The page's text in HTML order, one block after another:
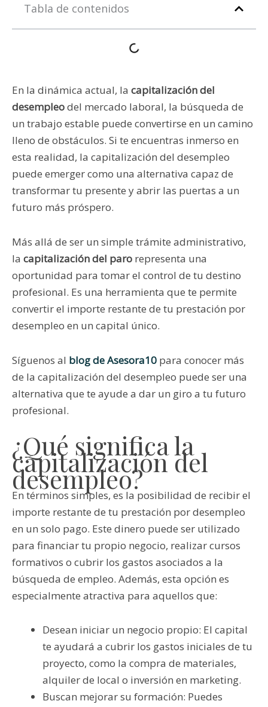
Tabla de contenidos
En la dinámica actual, la capitalización del
desempleodel mercado laboral, la búsqueda de
un trabajo estable puede convertirse en un camino
lleno de obstáculos. Si te encuentras inmerso en
esta realidad, la capitalización del desempleo
puede emerger como una alternativa capaz de
transformar tu presente y abrir las puertas a un
futuro más próspero.
Más allá de ser un simple trámite administrativo,
la capitalización del paro representa una
oportunidad para tomar el control de tu destino
profesional. Es una herramienta que te permite
convertir el importe restante de tu prestación por
desempleo en un capital único.
Síguenos al blog de Asesora10 para conocer más
de la capitalización del desempleo puede ser una
alternativa que te ayude a dar un giro a tu futuro
profesional.
¿Qué significa la
capitalización del
desempleo?
En términos simples, es la posibilidad de recibir el
importe restante de tu prestación por desempleo
en un solo pago. Este dinero puede ser utilizado
para financiar tu propio negocio, realizar cursos
formativos o cubrir los gastos asociados a la
búsqueda de empleo. Además, esta opción es
especialmente atractiva para aquellos que:
Desean iniciar un negocio propio: El capital
te ayudará a cubrir los gastos iniciales de tu
proyecto, como la compra de materiales,
alquiler de local o inversión en marketing.
Buscan mejorar su formación: Puedes